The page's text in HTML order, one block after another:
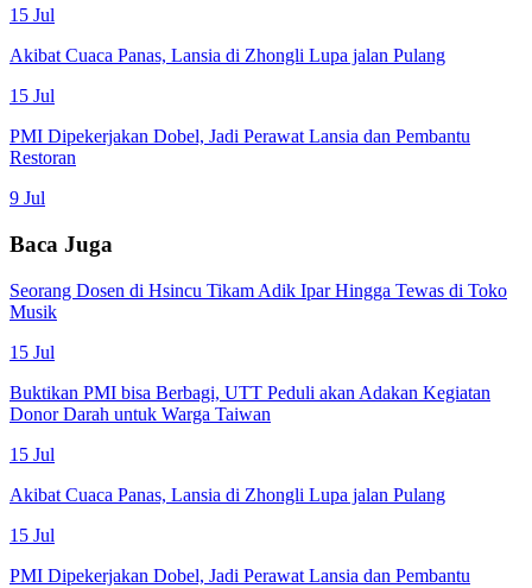
15 Jul
Akibat Cuaca Panas, Lansia di Zhongli Lupa jalan Pulang
15 Jul
PMI Dipekerjakan Dobel, Jadi Perawat Lansia dan Pembantu
Restoran
9 Jul
Baca Juga
Seorang Dosen di Hsincu Tikam Adik Ipar Hingga Tewas di Toko
Musik
15 Jul
Buktikan PMI bisa Berbagi, UTT Peduli akan Adakan Kegiatan
Donor Darah untuk Warga Taiwan
15 Jul
Akibat Cuaca Panas, Lansia di Zhongli Lupa jalan Pulang
15 Jul
PMI Dipekerjakan Dobel, Jadi Perawat Lansia dan Pembantu